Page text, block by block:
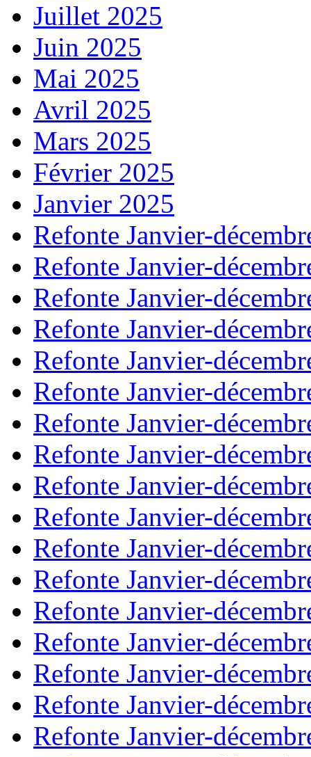
Juillet 2025
Juin 2025
Mai 2025
Avril 2025
Mars 2025
Février 2025
Janvier 2025
Refonte Janvier-
Refonte Janvier-
Refonte Janvier-
Refonte Janvier-
Refonte Janvier-
Refonte Janvier-
Refonte Janvier-
Refonte Janvier-
Refonte Janvier-
Refonte Janvier-
Refonte Janvier-
Refonte Janvier-
Refonte Janvier-
Refonte Janvier-
Refonte Janvier-
Refonte Janvier-
Refonte Janvier-